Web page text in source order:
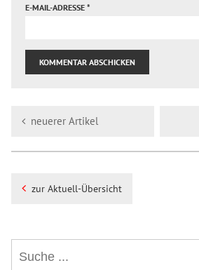
E-MAIL-ADRESSE *
neuerer Artikel
zur Aktuell-Übersicht